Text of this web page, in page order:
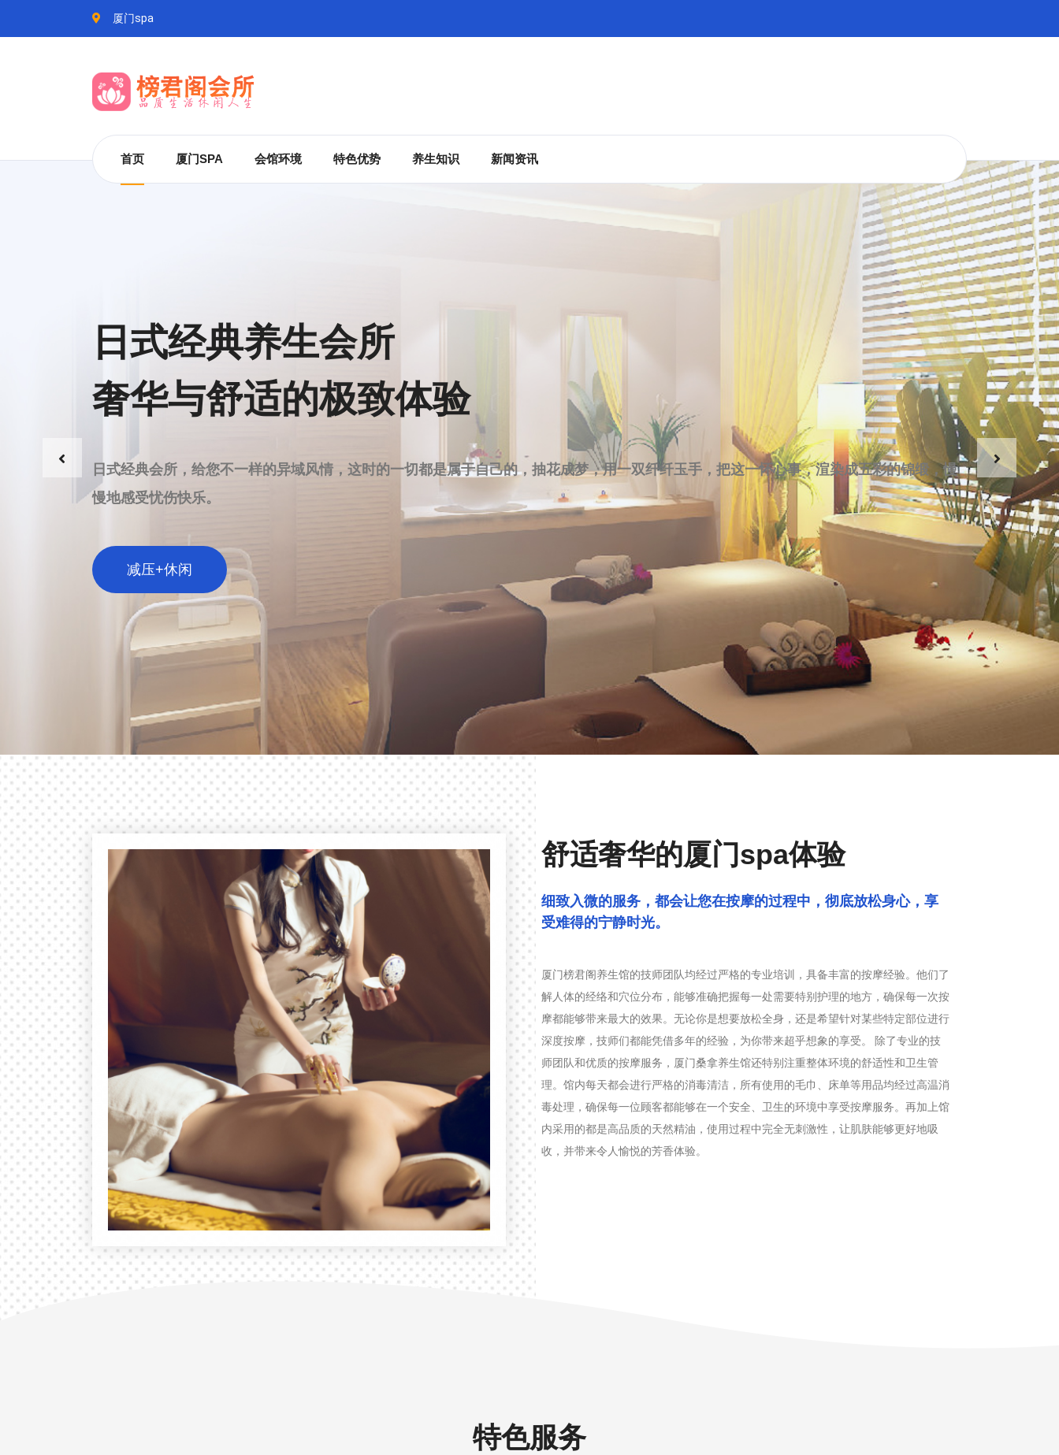
厦门spa
首页 厦门SPA 会馆环境 特色优势 养生知识 新闻资讯
日式经典养生会所
奢华与舒适的极致体验
日式经典会所，给您不一样的异域风情，这时的一切都是属于自己的，抽花成梦，用一双纤纤玉手，把这一怀心事，渲染成五彩的锦缎，慢
减压+休闲
致放松体验
舒适奢华的厦门spa体验
细致入微的服务，都会让您在按摩的过程中，彻底放松身心，享
受难得的宁静时光。
厦门榜君阁养生馆的技师团队均经过严格的专业培训，具备丰富的按摩经验。他们了
解人体的经络和穴位分布，能够准确把握每一处需要特别护理的地方，确保每一次按
摩都能够带来最大的效果。无论你是想要放松全身，还是希望针对某些特定部位进行
深度按摩，技师们都能凭借多年的经验，为你带来超乎想象的享受。 除了专业的技
师团队和优质的按摩服务，厦门桑拿养生馆还特别注重整体环境的舒适性和卫生管
理。馆内每天都会进行严格的消毒清洁，所有使用的毛巾、床单等用品均经过高温消
毒处理，确保每一位顾客都能够在一个安全、卫生的环境中享受按摩服务。再加上馆
内采用的都是高品质的天然精油，使用过程中完全无刺激性，让肌肤能够更好地吸
收，并带来令人愉悦的芳香体验。
特色服务